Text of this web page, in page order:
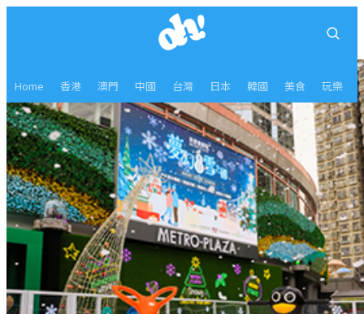
Home 香港 澳門 中國 台灣 日本 韓國 美食 玩樂